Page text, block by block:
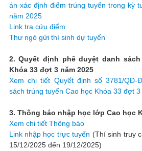
án xác định điểm trúng tuyển trong kỳ
năm 2025
Link tra cứu điểm
Thư ngỏ gửi thí sinh dự tuyển
2. Quyết định phê duyệt danh
Khóa 33 đợt 3 năm 2025
Xem chi tiết Quyết định số 3781/QĐ-
sách trúng tuyển Cao học Khóa 33 đợt
3. Thông báo nhập học lớp Cao học
Xem chi tiết Thông báo
Link nhập học trực tuyến (Thí sinh truy
15/12/2025 đến 19/12/2025)